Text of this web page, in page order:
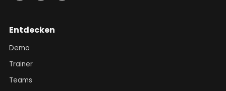
Entdecken
Demo
Trainer
Teams